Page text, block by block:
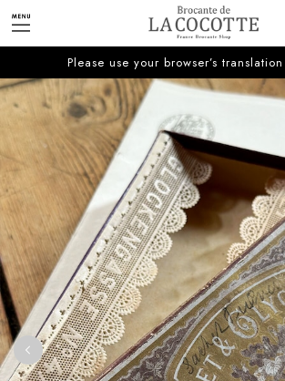
Please use your browser’s